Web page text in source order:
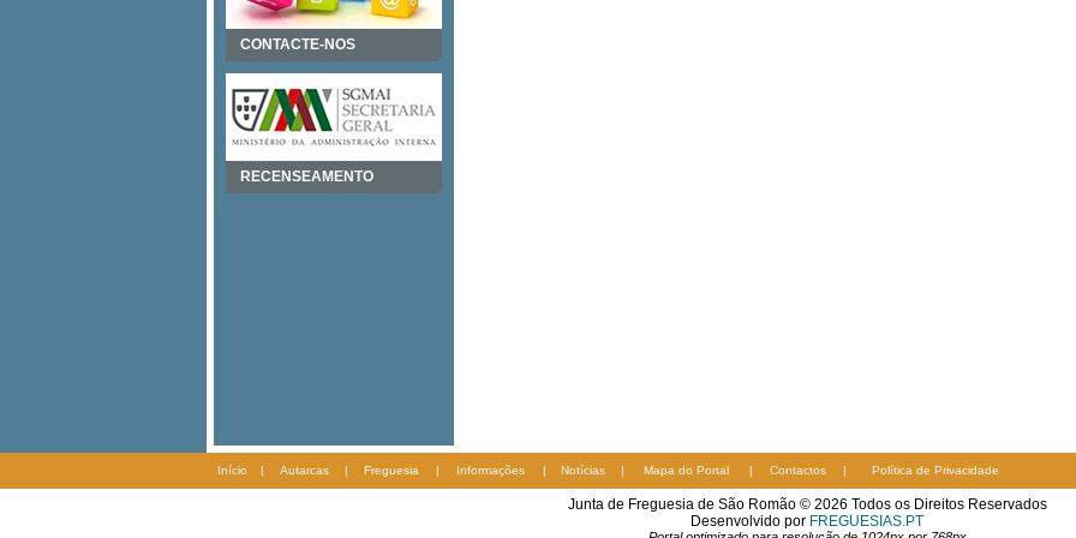
CONTACTE-NOS
RECENSEAMENTO
Início | Autarcas | Freguesia | Informações | Notícias | Mapa do Portal | Contactos | Política de Privacidade
Junta de Freguesia de São Romão © 2026 Todos os Direitos Reservados
Desenvolvido por FREGUESIAS.PT